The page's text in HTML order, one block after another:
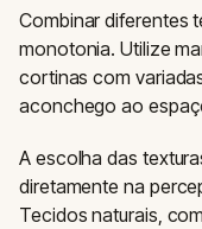
Combinar diferentes
monotonia. Utilize
cortinas com
aconchego ao
A escolha das
diretamente na
Tecidos naturais,